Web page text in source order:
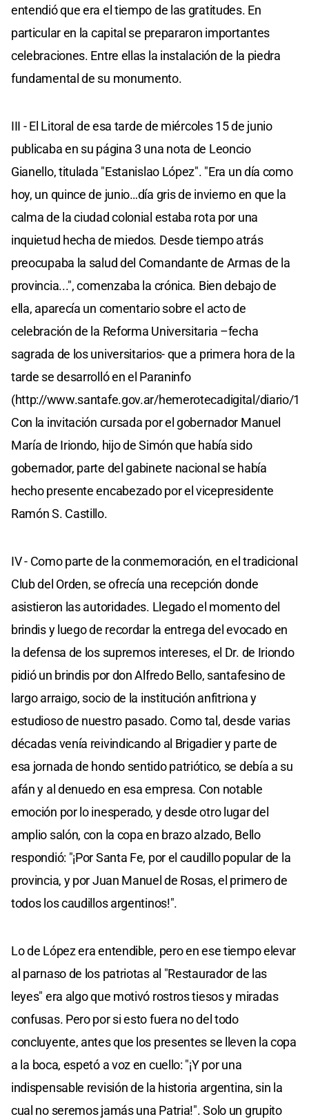
entendió que era el tiempo de las gratitudes. En
particular en la capital se prepararon importantes
celebraciones. Entre ellas la instalación de la piedra
fundamental de su monumento.
III - El Litoral de esa tarde de miércoles 15 de junio
publicaba en su página 3 una nota de Leoncio
Gianello, titulada "Estanislao López". "Era un día como
hoy, un quince de junio…día gris de invierno en que la
calma de la ciudad colonial estaba rota por una
inquietud hecha de miedos. Desde tiempo atrás
preocupaba la salud del Comandante de Armas de la
provincia...", comenzaba la crónica. Bien debajo de
ella, aparecía un comentario sobre el acto de
celebración de la Reforma Universitaria –fecha
sagrada de los universitarios- que a primera hora de la
tarde se desarrolló en el Paraninfo
(http://www.santafe.gov.ar/hemerotecadigital/diario/
Con la invitación cursada por el gobernador Manuel
María de Iriondo, hijo de Simón que había sido
gobernador, parte del gabinete nacional se había
hecho presente encabezado por el vicepresidente
Ramón S. Castillo.
IV - Como parte de la conmemoración, en el tradicional
Club del Orden, se ofrecía una recepción donde
asistieron las autoridades. Llegado el momento del
brindis y luego de recordar la entrega del evocado en
la defensa de los supremos intereses, el Dr. de Iriondo
pidió un brindis por don Alfredo Bello, santafesino de
largo arraigo, socio de la institución anfitriona y
estudioso de nuestro pasado. Como tal, desde varias
décadas venía reivindicando al Brigadier y parte de
esa jornada de hondo sentido patriótico, se debía a su
afán y al denuedo en esa empresa. Con notable
emoción por lo inesperado, y desde otro lugar del
amplio salón, con la copa en brazo alzado, Bello
respondió: "¡Por Santa Fe, por el caudillo popular de la
provincia, y por Juan Manuel de Rosas, el primero de
todos los caudillos argentinos!".
Lo de López era entendible, pero en ese tiempo elevar
al parnaso de los patriotas al "Restaurador de las
leyes" era algo que motivó rostros tiesos y miradas
confusas. Pero por si esto fuera no del todo
concluyente, antes que los presentes se lleven la copa
a la boca, espetó a voz en cuello: "¡Y por una
indispensable revisión de la historia argentina, sin la
cual no seremos jamás una Patria!". Solo un grupito